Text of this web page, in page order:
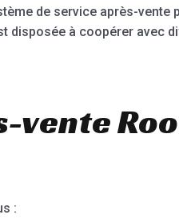
de service après-
disposée à coopérer
vente
: